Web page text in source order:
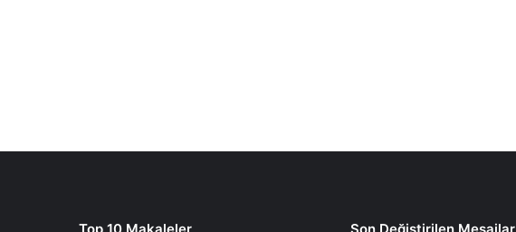
Top 10 Makaleler Son Değiştirilen Mesajlar